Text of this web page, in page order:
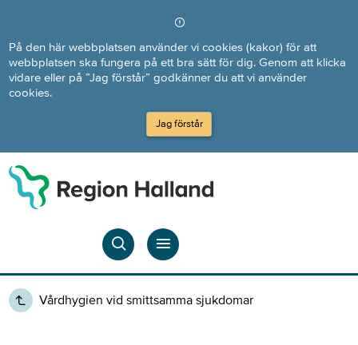
På den här webbplatsen använder vi cookies (kakor) för att
webbplatsen ska fungera på ett bra sätt för dig. Genom att klicka
vidare eller på ”Jag förstår” godkänner du att vi använder
cookies.
Jag förstår
Vårdhygien vid smittsamma sjukdomar